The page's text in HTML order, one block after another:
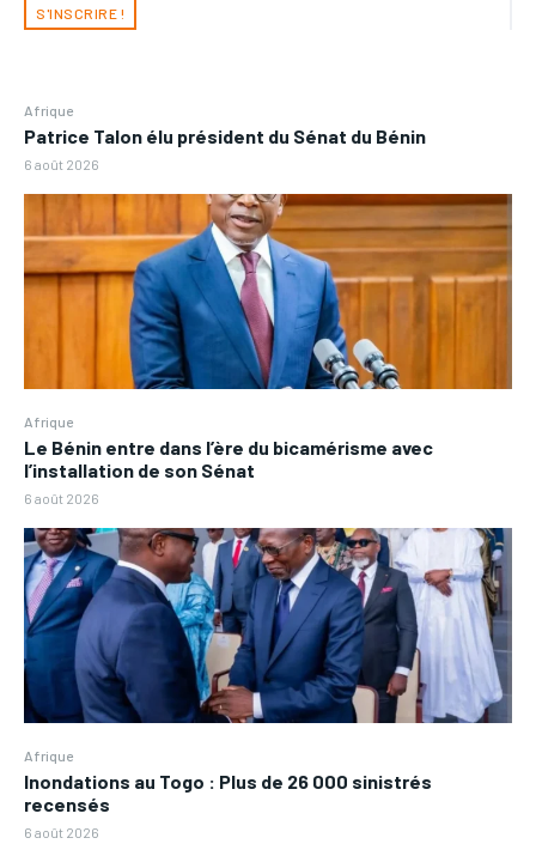
S'INSCRIRE !
Afrique
Patrice Talon élu président du Sénat du Bénin
6 août 2026
Afrique
Le Bénin entre dans l’ère du bicamérisme avec
l’installation de son Sénat
6 août 2026
Afrique
Inondations au Togo : Plus de 26 000 sinistrés
recensés
6 août 2026